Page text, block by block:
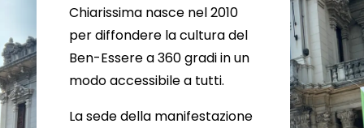
Chiarissima nasce nel 2010
per diffondere la cultura del
Ben-Essere a 360 gradi in un
modo accessibile a tutti.
La sede della manifestazione